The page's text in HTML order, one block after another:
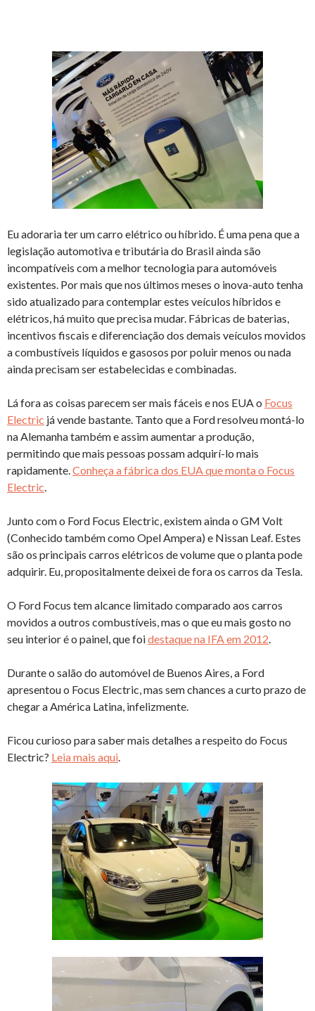
Eu adoraria ter um carro elétrico ou híbrido. É uma pena que a
legislação automotiva e tributária do Brasil ainda são
incompatíveis com a melhor tecnologia para automóveis
existentes. Por mais que nos últimos meses o inova-auto tenha
sido atualizado para contemplar estes veículos híbridos e
elétricos, há muito que precisa mudar. Fábricas de baterias,
incentivos fiscais e diferenciação dos demais veículos movidos
a combustíveis líquidos e gasosos por poluir menos ou nada
ainda precisam ser estabelecidas e combinadas.
Lá fora as coisas parecem ser mais fáceis e nos EUA o Focus
Electric já vende bastante. Tanto que a Ford resolveu montá-lo
na Alemanha também e assim aumentar a produção,
permitindo que mais pessoas possam adquirí-lo mais
rapidamente.Conheça a fábrica dos EUA que monta o Focus
Electric.
Junto com o Ford Focus Electric, existem ainda o GM Volt
(Conhecido também como Opel Ampera) e Nissan Leaf. Estes
são os principais carros elétricos de volume que o planta pode
adquirir. Eu, propositalmente deixei de fora os carros da Tesla.
O Ford Focus tem alcance limitado comparado aos carros
movidos a outros combustíveis, mas o que eu mais gosto no
seu interior é o painel, que foidestaque na IFA em 2012.
Durante o salão do automóvel de Buenos Aires, a Ford
apresentou o Focus Electric, mas sem chances a curto prazo de
chegar a América Latina, infelizmente.
Ficou curioso para saber mais detalhes a respeito do Focus
Electric? Leia mais aqui.